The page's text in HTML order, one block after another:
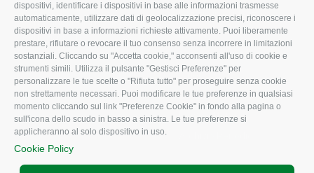
dispositivi, identificare i dispositivi in base alle informazioni trasmesse
automaticamente, utilizzare dati di geolocalizzazione precisi, riconoscere i
dispositivi in base a informazioni richieste attivamente. Puoi liberamente
prestare, rifiutare o revocare il tuo consenso senza incorrere in limitazioni
sostanziali. Cliccando su "Accetta cookie," acconsenti all'uso di cookie e
strumenti simili. Utilizza il pulsante "Gestisci Preferenze" per
personalizzare le tue scelte o "Rifiuta tutto" per proseguire senza cookie
non strettamente necessari. Puoi modificare le tue preferenze in qualsiasi
momento cliccando sul link "Preferenze Cookie" in fondo alla pagina o
sull'icona dello scudo in basso a sinistra. Le tue preferenze si
applicheranno al solo dispositivo in uso.
Cookie Policy
Whistleblowing
Confagricoltura Rovigo e
Agricoltori srl
Notizie in evidenza
Eventi
Comunicati Stampa
Video
Iscrizione Newsletter
Newsletter